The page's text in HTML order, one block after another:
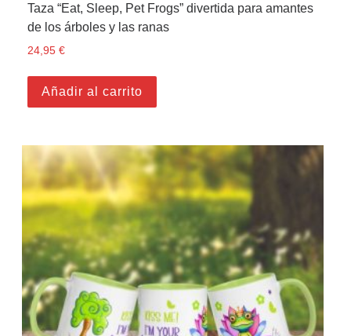
Taza “Eat, Sleep, Pet Frogs” divertida para amantes
de los árboles y las ranas
24,95€
Añadir al carrito